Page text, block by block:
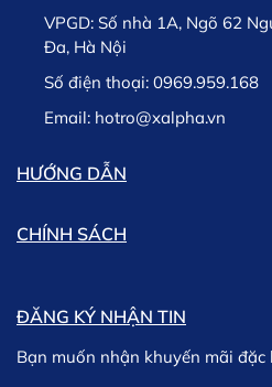
VPGD: Số nhà 1A, Ngõ 62
Đa, Hà Nội
Số điện thoại: 0969.959.168
Email: hotro@xalpha.vn
HƯỚNG DẪN
CHÍNH SÁCH
ĐĂNG KÝ NHẬN TIN
Bạn muốn nhận khuyến mãi